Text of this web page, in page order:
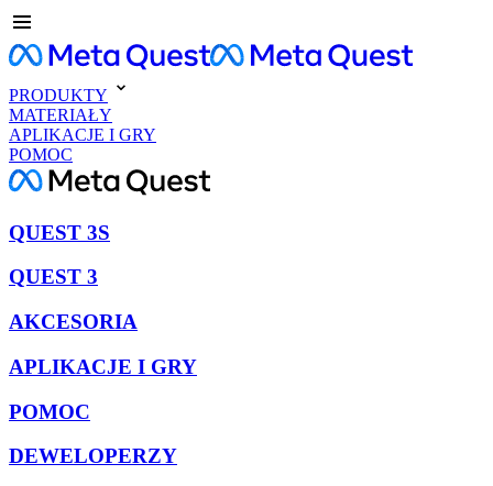
PRODUKTY
MATERIAŁY
APLIKACJE I GRY
POMOC
QUEST 3S
QUEST 3
AKCESORIA
APLIKACJE I GRY
POMOC
DEWELOPERZY